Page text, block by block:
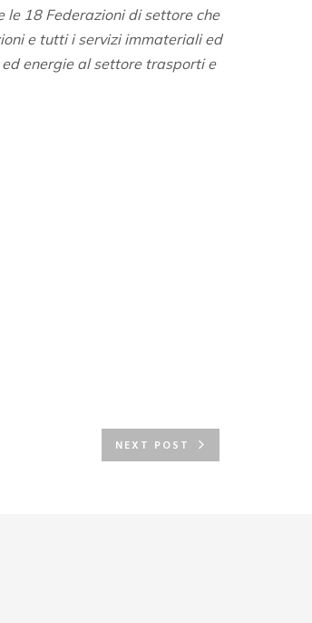
18 Federazioni di settore che
e tutti i servizi immateriali ed
energie al settore trasporti e
NEXT POST